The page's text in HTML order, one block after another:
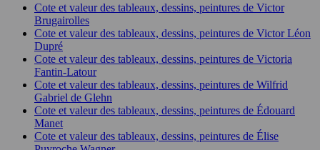
Cote et valeur des tableaux, dessins, peintures de Victor
Brugairolles
Cote et valeur des tableaux, dessins, peintures de Victor Léon
Dupré
Cote et valeur des tableaux, dessins, peintures de Victoria
Fantin-Latour
Cote et valeur des tableaux, dessins, peintures de Wilfrid
Gabriel de Glehn
Cote et valeur des tableaux, dessins, peintures de Édouard
Manet
Cote et valeur des tableaux, dessins, peintures de Élise